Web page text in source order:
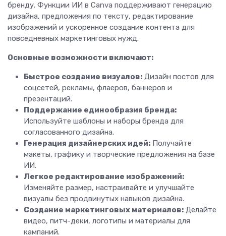
бренду. Функции ИИ в Canva поддерживают генерацию
дизайна, предложения по тексту, редактирование
изображений и ускоренное создание контента для
повседневных маркетинговых нужд.
Основные возможности включают:
Быстрое создание визуалов: Дизайн постов для
соцсетей, рекламы, флаеров, баннеров и
презентаций.
Поддержание единообразия бренда:
Используйте шаблоны и наборы бренда для
согласованного дизайна.
Генерация дизайнерских идей: Получайте
макеты, графику и творческие предложения на базе
ИИ.
Легкое редактирование изображений:
Изменяйте размер, настраивайте и улучшайте
визуалы без продвинутых навыков дизайна.
Создание маркетинговых материалов: Делайте
видео, питч-деки, логотипы и материалы для
кампаний.